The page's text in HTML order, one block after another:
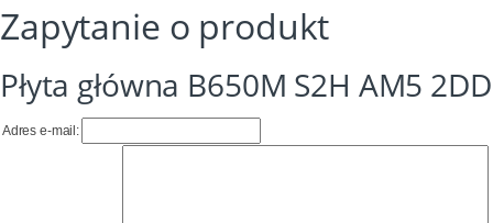
Zapytanie o produkt
Płyta główna B650M S2H AM5
Adres e-mail: